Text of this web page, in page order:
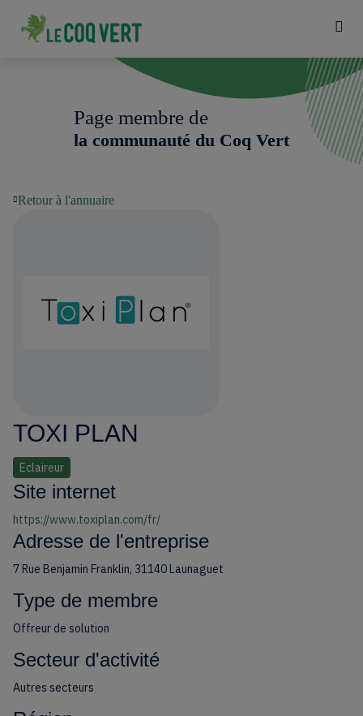
Page membre de
la communauté du Coq Vert
Retour à l'annuaire
TOXI PLAN
Eclaireur
Site internet
https://www.toxiplan.com/fr/
Adresse de l'entreprise
7 Rue Benjamin Franklin, 31140 Launaguet
Type de membre
Offreur de solution
Secteur d'activité
Autres secteurs